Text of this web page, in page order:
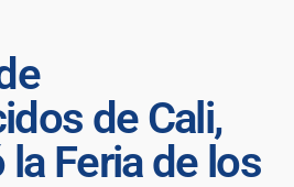
de Cali,
Feria de los